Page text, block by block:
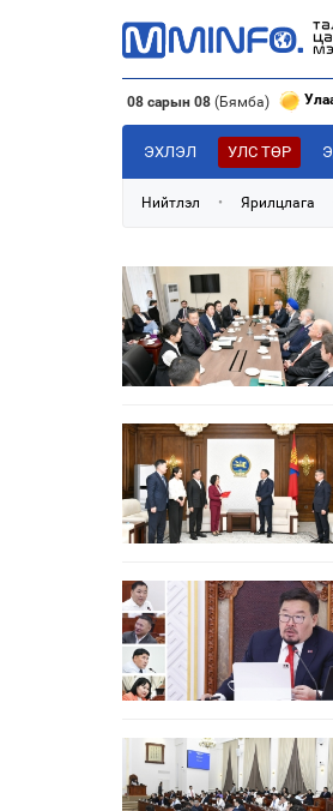
08 сарын 08 (Бямба)
ЭХЛЭЛ УЛС ТӨР
Нийтлэл • Ярилцлага